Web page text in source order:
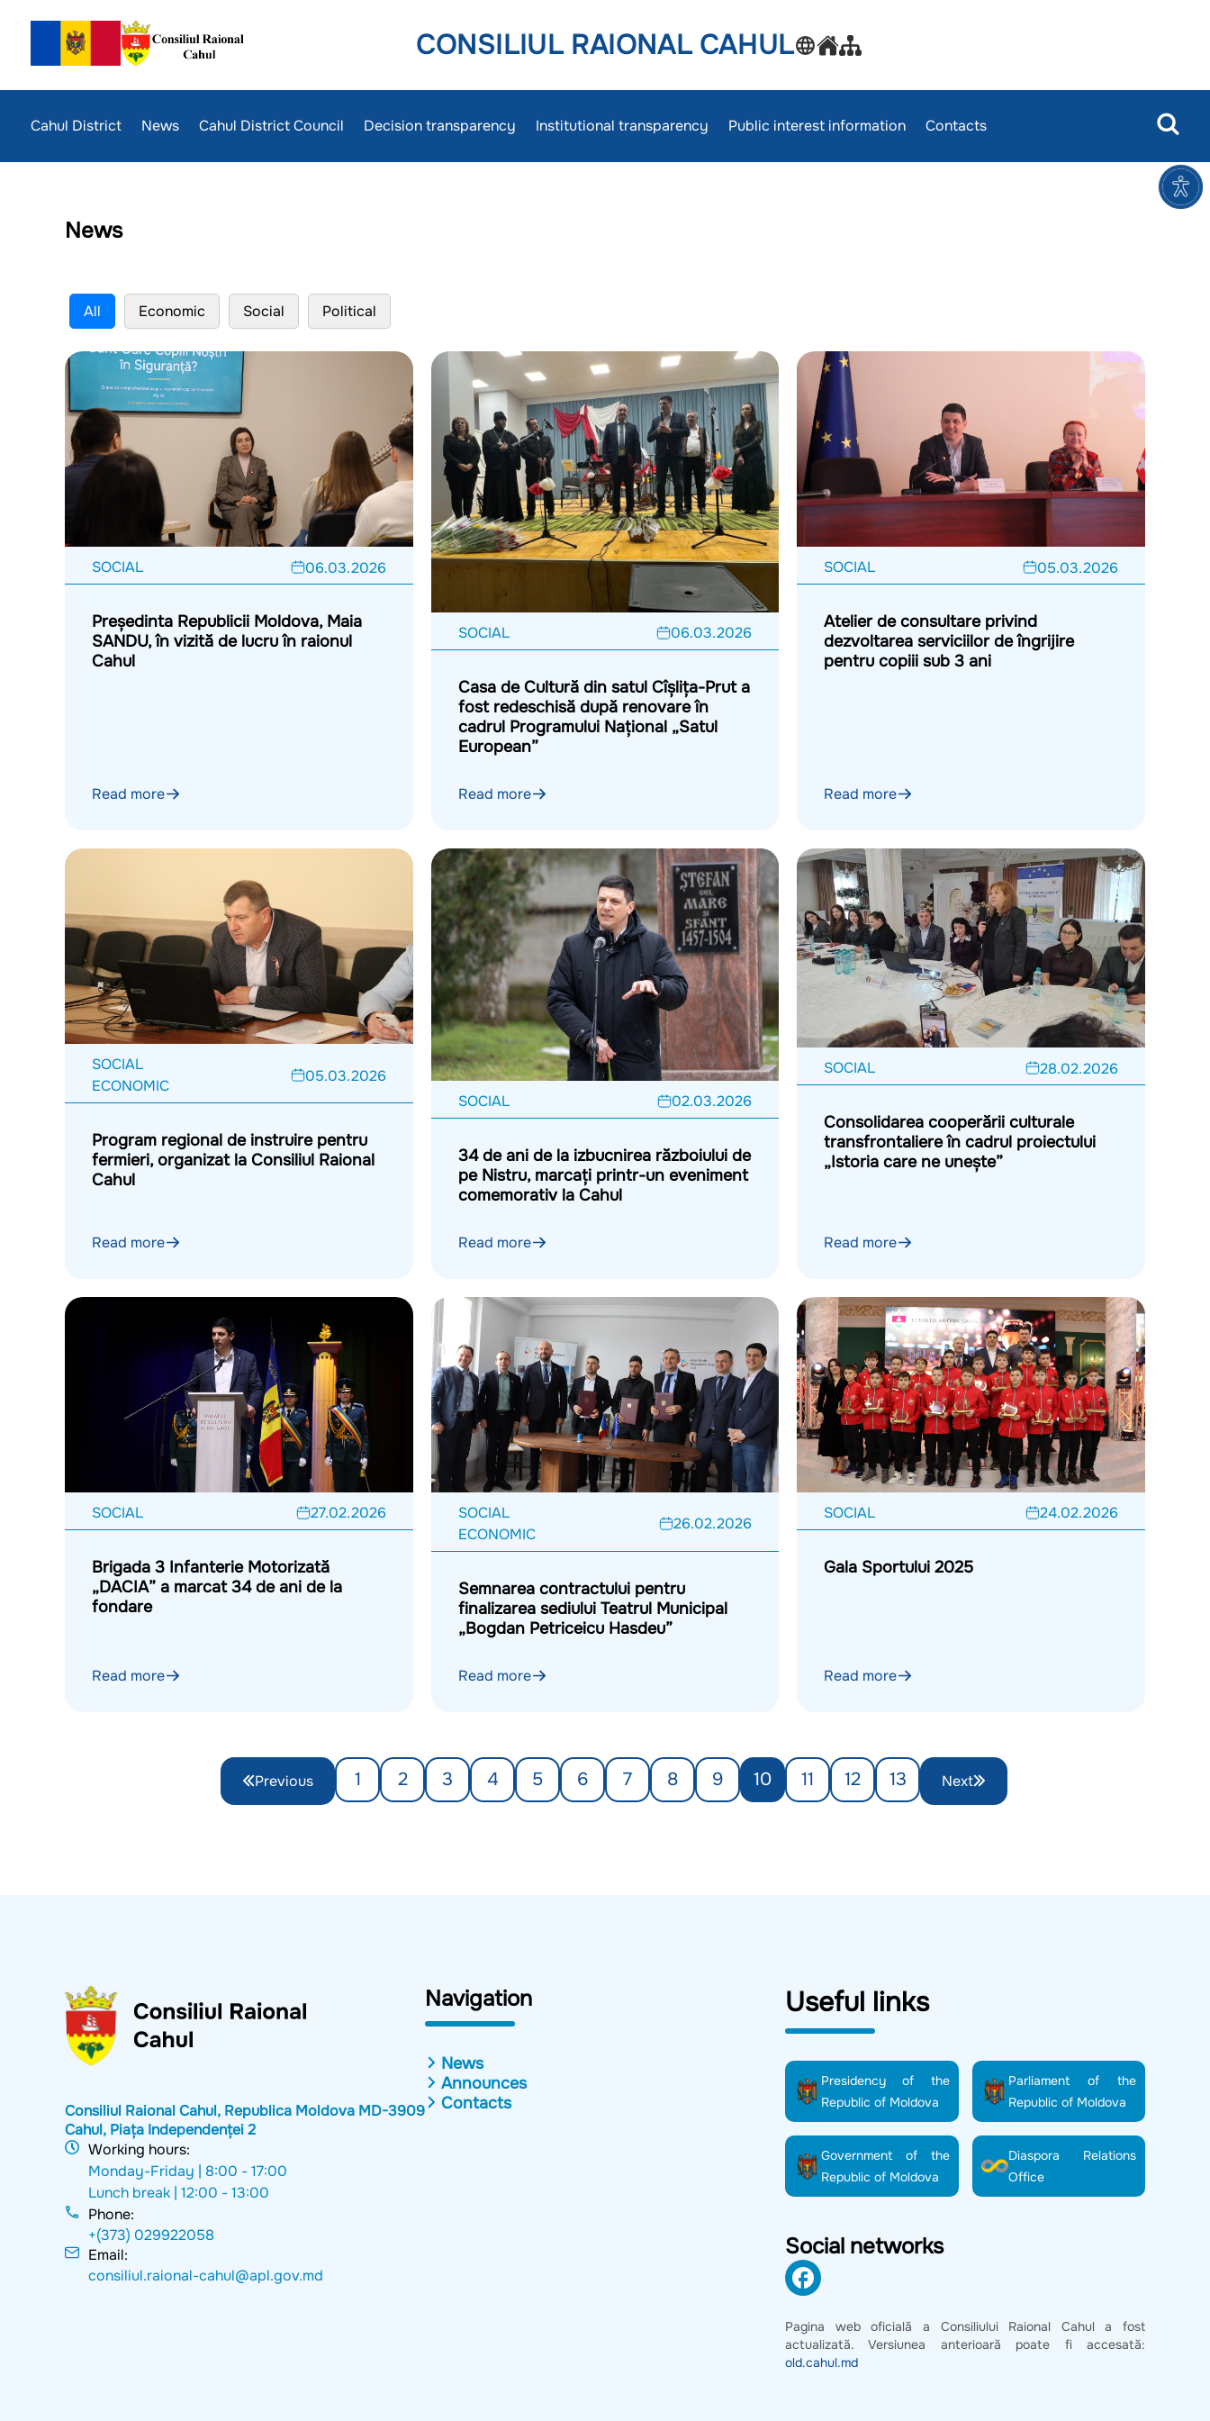
CONSILIUL RAIONAL CAHUL
Cahul District News Cahul District Council Decision transparency Institutional transparency Public interest information Contacts
News
All Economic Social Political
SOCIAL 06.03.2026
Președinta Republicii Moldova, Maia
SANDU, în vizită de lucru în raionul
Cahul
Read more
SOCIAL 06.03.2026
Casa de Cultură din satul Cîșlița-Prut a
fost redeschisă după renovare în
cadrul Programului Național „Satul
European”
Read more
SOCIAL 05.03.2026
Atelier de consultare privind
dezvoltarea serviciilor de îngrijire
pentru copiii sub 3 ani
Read more
SOCIAL
ECONOMIC
05.03.2026
Program regional de instruire pentru
fermieri, organizat la Consiliul Raional
Cahul
Read more
SOCIAL 02.03.2026
34 de ani de la izbucnirea războiului de
pe Nistru, marcați printr-un eveniment
comemorativ la Cahul
Read more
SOCIAL 28.02.2026
Consolidarea cooperării culturale
transfrontaliere în cadrul proiectului
„Istoria care ne unește”
Read more
SOCIAL 27.02.2026
Brigada 3 Infanterie Motorizată
„DACIA” a marcat 34 de ani de la
fondare
Read more
SOCIAL
ECONOMIC
26.02.2026
Semnarea contractului pentru
finalizarea sediului Teatrul Municipal
„Bogdan Petriceicu Hasdeu”
Read more
SOCIAL 24.02.2026
Gala Sportului 2025
Read more
Previous 1 2 3 4 5 6 7 8 9 10 11 12 13 Next
Consiliul Raional Cahul, Republica Moldova MD-3909
Cahul, Piața Independenței 2
Working hours:
Monday-Friday | 8:00 - 17:00
Lunch break | 12:00 - 13:00
Phone:
+(373) 029922058
Email:
consiliul.raional-cahul@apl.gov.md
Navigation
News
Announces
Contacts
Useful links
Presidency of the
Republic of Moldova
Parliament of the
Republic of Moldova
Government of the
Republic of Moldova
Diaspora Relations
Office
Social networks
Pagina web oficială a Consiliului Raional Cahul a fost
actualizată. Versiunea anterioară poate fi accesată:
old.cahul.md